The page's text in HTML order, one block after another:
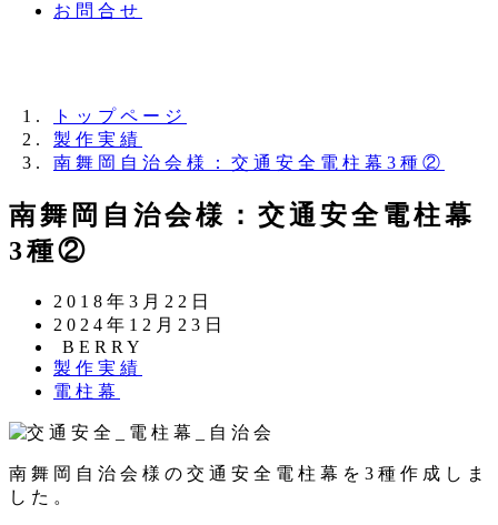
お問合せ
トップページ
製作実績
南舞岡自治会様：交通安全電柱幕3種②
南舞岡自治会様：交通安全電柱幕
3種②
投
稿
日
2018年3月22日
更
新
日
2024年12月23日
著
者
BERRY
カ
テ
リ
製作実績
カ
ゴ
ー
電柱幕
南舞岡自治会様の交通安全電柱幕を3種作成しま
した。